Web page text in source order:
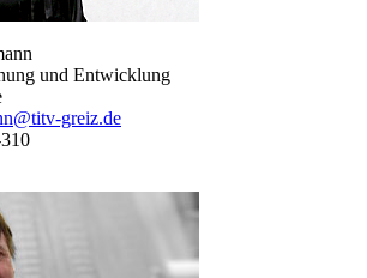
und Entwicklung
greiz.de